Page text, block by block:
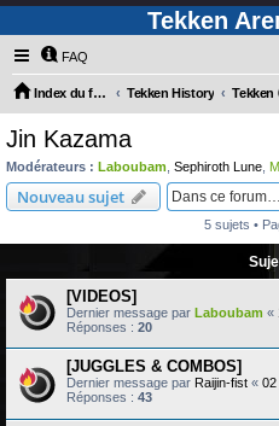
Tekken
FAQ
Index du forum Tekken History
Jin Kazama
Modérateurs : Laboubam Sephiroth Lune
Nouveau sujet
5 sujets •
[VIDEOS]
Dernier message par Laboubam «
Réponses : 20
[JUGGLES & COMBOS]
Dernier message par Raijin-fist « 02
Réponses : 43